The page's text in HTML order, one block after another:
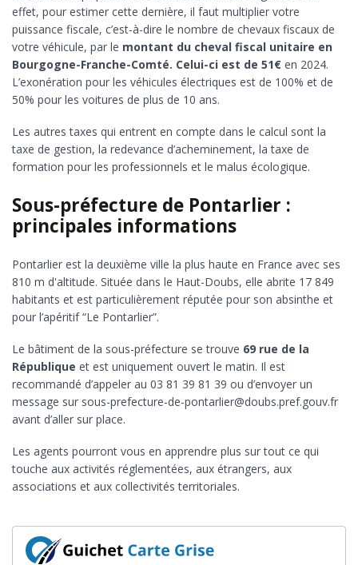
effet, pour estimer cette dernière, il faut multiplier votre
puissance fiscale, c’est-à-dire le nombre de chevaux fiscaux de
votre véhicule, par le montant du cheval fiscal unitaire en
Bourgogne-Franche-Comté. Celui-ci est de 51€ en 2024.
L’exonération pour les véhicules électriques est de 100% et de
50% pour les voitures de plus de 10 ans.
Les autres taxes qui entrent en compte dans le calcul sont la
taxe de gestion, la redevance d’acheminement, la taxe de
formation pour les professionnels et le malus écologique.
Sous-préfecture de Pontarlier :
principales informations
Pontarlier est la deuxième ville la plus haute en France avec ses
810 m d'altitude. Située dans le Haut-Doubs, elle abrite 17 849
habitants et est particulièrement réputée pour son absinthe et
pour l’apéritif “Le Pontarlier”.
Le bâtiment de la sous-préfecture se trouve 69 rue de la
République et est uniquement ouvert le matin. Il est
recommandé d’appeler au 03 81 39 81 39 ou d’envoyer un
message sur sous-prefecture-de-pontarlier@doubs.pref.gouv.fr
avant d’aller sur place.
Les agents pourront vous en apprendre plus sur tout ce qui
touche aux activités réglementées, aux étrangers, aux
associations et aux collectivités territoriales.